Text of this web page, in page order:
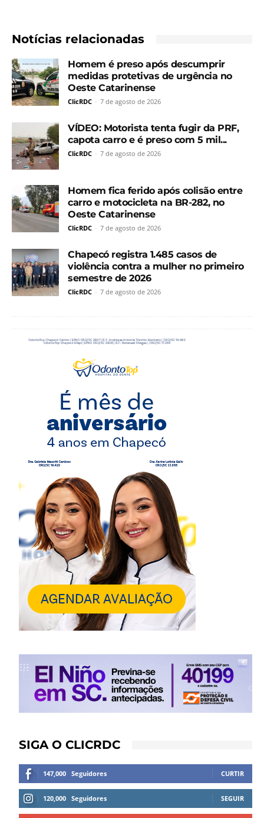
Notícias relacionadas
Homem é preso após descumprir
medidas protetivas de urgência no
Oeste Catarinense
ClicRDC - 7 de agosto de 2026
VÍDEO: Motorista tenta fugir da PRF,
capota carro e é preso com 5 mil...
ClicRDC - 7 de agosto de 2026
Homem fica ferido após colisão entre
carro e motocicleta na BR-282, no
Oeste Catarinense
ClicRDC - 7 de agosto de 2026
Chapecó registra 1.485 casos de
violência contra a mulher no primeiro
semestre de 2026
ClicRDC - 7 de agosto de 2026
SIGA O CLICRDC
147,000 Seguidores CURTIR
120,000 Seguidores SEGUIR